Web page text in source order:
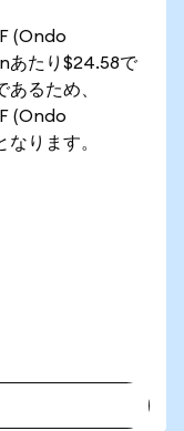
(Ondo
あたり$24.58で
るため、
(Ondo
ります。